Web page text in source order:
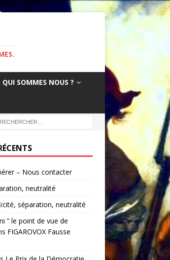
QUI SOMMES NOUS ?
– Nous contacter
neutralité
séparation, neutralité
” le point de vue de
FIGAROVOX Fausse